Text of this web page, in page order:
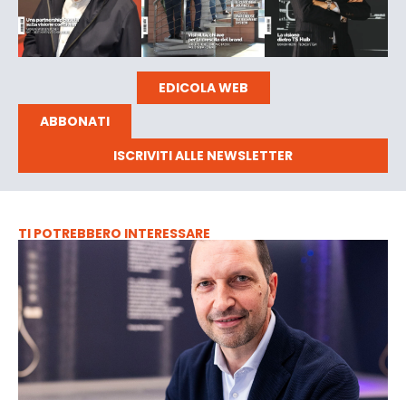
EDICOLA WEB
ABBONATI
ISCRIVITI ALLE NEWSLETTER
TI POTREBBERO INTERESSARE